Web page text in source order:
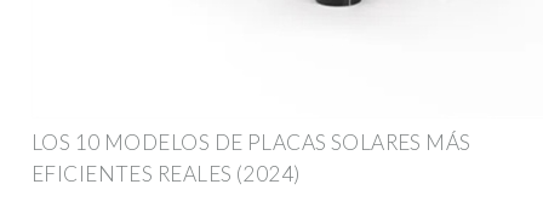
LOS 10 MODELOS DE PLACAS SOLARES MÁS
EFICIENTES REALES (2024)